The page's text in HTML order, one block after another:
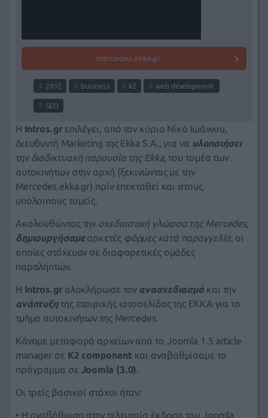
mercedes.ekka.gr
2012 business k2 web development
SEO
Η Intros.grεπιλέγει, από τον κύριο Νίκο Ιωάννου,
Διευθυντή Marketing της Ekka S.A., για να υλοποιήσει
την διαδικτυακή παρουσία της Ekka, του τομέα των
αυτοκινήτων στην αρχή (ξεκινώντας με την
Mercedes.ekka.gr) πρίν επεκταθεί και στους
υπόλοιπους τομείς.
Ακολουθώντας την σχεδιαστική γλώσσα της Mercedes,
δημιουργήσαμεαρκετές φόρμες κατά παραγγελία, οι
οποίες στόχευαν σε διαφορετικές ομάδες
παραληπτών.
Η Intros.grολοκλήρωσε τονανασχεδιασμό και την
ανάπτυξητης εταιρικής ιστοσελίδαςτης EKKA για το
τμήμα αυτοκινήτων της Mercedes.
Κάναμε μεταφορά αρχείων από το Joomla 1.5 article
manager σε K2 component και αναβαθμίσαμε το
πρόγραμμα σε Joomla (3.0).
Οι τρείς βασικοί στόχοι ήταν:
• Η αναβάθμιση στην τελευταία έκδοση του Joomla